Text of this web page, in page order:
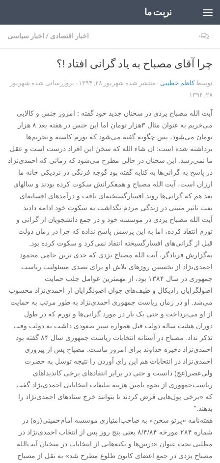
تربت ما
اخبار اقتصادی / اخبار سیاسی ۰
چرا آقای مصباح به یاد گرانی افتاد !؟
توسطکاظم خطیبی · منتشر شده شهریور ۲۸, ۱۳۹۴ · بروزرسانی شده شهریور
۲۸, ۱۳۹۴
آیت الله مصباح یزدی در سخنان جدید خود گفته : امروز جنس و کالایی
می‌خریم به عنوان مثال ۳هزار تومان اما این جنس در هفته بعد ۸ هزار
تومان می‌شود، پس چگونه گفته می‌شود که تورم کاسته و تحریم‌ها
برداشته شده است؛ ان شاء الله که سخن این افراد درست است و عقل
ما نمی‌رسد. این سخنان در حالی مطرح می‌شود که زمانی که احمدی‌نژاد
در پاسخ به گرانی‌ها به کنایه گفته بود گوجه فرنگی در نزدیکی خانه ما
ارزان است، آیت الله مصباح و همفکرانش سکوت کرده بودند و سالهای
بعد هم که گرانی‌ها روند افسارگسیخته‌ای یافت و درآمدهای افسانه‌ای
نفت تاثیر مثبتی در زندگی مردم نگذاشت به سکوت خود ادامه دادند
آیت الله مصباح یزدی در موسسه خود و در جمع دانشجویان از گرانی و
تورم انتقاد کرده، اما به این پرسش پاسخ نداده که چرا در زمان دولت
قبل از گرانی‌های افسارگسیخته انتقاد نمی‌کرد و سکوت کرده بود.
به‌گزارش فریادگر، آیت الله مصباح یزدی که جدی ترین حامی محمود
احمدی‌نژاد از نخستین روزهای تلاش او برای تصدی مسئولیت ریاست
جمهوری در سال ۱۳۸۴ بود، از مهمترین عوامل جلب حمایت
اصولگرایان رادیکال و طیف‌های جوان اصولگرایان از احمدی‌نژاد محسوب
می‌شد. او در زمان ریاست جمهوری احمدی‌نژاد به طور مرتب به حمایت
از او می‌پرداخت و حتی یک بار در مورد گرانی‌ها و تورم که در طول
دوران هشت ساله دولت قبل همواره سیر صعودی داشت به دولت وقت
تذکر نداد. مصباح در آستانه انتخابات ریاست جمهوری سال ۸۴ گفته بود
احمدی‌نژاد ذخیره خداوند برای امروز ماست. مصباح پس از پیروزی
احمدی‌نژاد در انتخابات هم این رای آوردن را نتیجه توسل به حضرت
ولی‌عصر(عج) دانست و حتی در برابر انتقادهای برخی کاندیداهای
ریاست‌جمهوری از نحوه تامین هزینه تبلیغات انتخاباتی احمدی‌نژاد گفت
که «برخی پول‌هایی قرض کردند تا بتوانند خرج ستادهای احمدی‌نژاد را
بدهند."
هفته‌نامه «پرتو سخن» به صاحب‌امتیازی موسسه امام‌خمینی(ره) در
شماره ۲۸۴ مورخه ۸/۴/۸۴ یعنی پنج روز پس از انتخاب احمدی‌نژاد در
مطلبی تحت عنوان «درس‌ها و نکته‌هایی از انتخابات در سخنان آیت‌الله
مصباح یزدی در جمع اعضای کانون طلوع مطرح شد» به نقل از مصباح